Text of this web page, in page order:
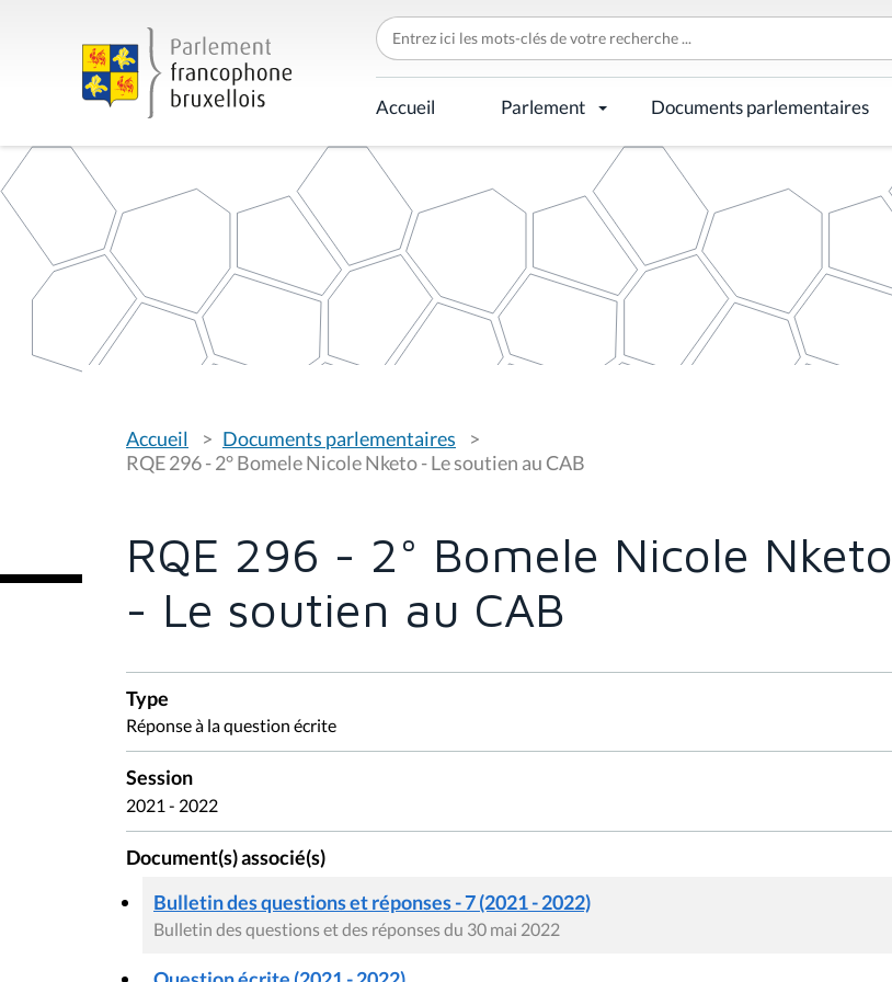
C
h
e
r
c
h
r
p
Accueil Parlement Documents parlementaires
o
u
s
s
Accueil
Documents parlementaires
RQE 296 - 2° Bomele Nicole Nketo - Le soutien au CAB
RQE 296 - 2° Bomele Nicole Nketo
- Le soutien au CAB
Type
Réponse à la question écrite
Session
2021 - 2022
Document(s) associé(s)
Bulletin des questions et réponses - 7 (2021 - 2022)
Bulletin des questions et des réponses du 30 mai 2022